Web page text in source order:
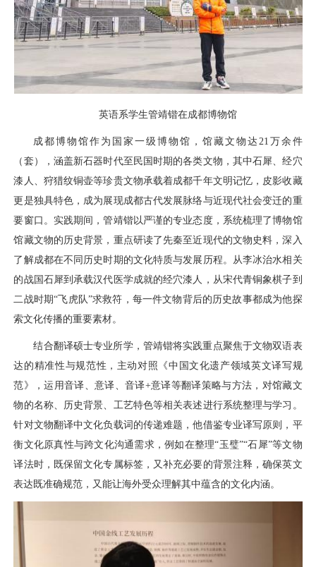
英语系学生管靖锴在成都博物馆
成都博物馆作为国家一级博物馆，馆藏文物达21万余件
（套），涵盖新石器时代至民国时期的各类文物，其中石犀、经穴
漆人、狩猎纹铜壶等珍贵文物承载着成都千年文明记忆，皮影收藏
更是独具特色，成为展现成都古代发展脉络与近现代社会变迁的重
要窗口。实践期间，管靖锴以严谨的专业态度，系统梳理了博物馆
馆藏文物的历史背景，重点研读了先秦至近现代的文物史料，深入
了解成都在不同历史时期的文化特质与发展历程。从李冰治水相关
的战国石犀到承载汉代医学成就的经穴漆人，从宋代青铜象棋子到
二战时期“飞虎队”求救符，每一件文物背后的历史故事都成为他探
索文化传播的重要素材。
结合翻译硕士专业所学，管靖锴将实践重点聚焦于文物双语表
达的精准性与规范性，主动对照《中国文化遗产领域英文译写规
范》，运用音译、意译、音译+意译等翻译策略与方法，对馆藏文
物的名称、历史背景、工艺特色等相关表述进行系统整理与学习。
针对文物翻译中文化负载词的传递难题，他借鉴专业译写原则，平
衡文化原真性与跨文化沟通需求，例如在整理“玉璧”“石犀”等文物
译法时，既保留文化专属标签，又补充必要的背景注释，确保英文
表达既准确规范，又能让海外受众理解其中蕴含的文化内涵。